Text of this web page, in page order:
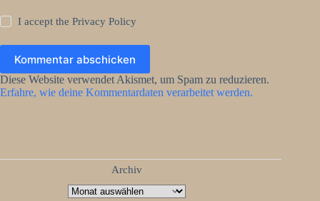
I accept thePrivacy Policy
Kommentar abschicken
Diese Website verwendet Akismet, um Spam zu reduzieren.
Erfahre, wie deine Kommentardaten verarbeitet werden.
Archiv